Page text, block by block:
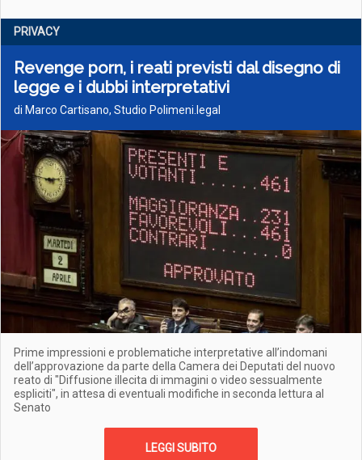
PRIVACY
Revenge porn, i reati previsti dal disegno di
legge e i dubbi interpretativi
di Marco Cartisano, Studio Polimeni.legal
Prime impressioni e problematiche interpretative all’indomani
dell’approvazione da parte della Camera dei Deputati del nuovo
reato di "Diffusione illecita di immagini o video sessualmente
espliciti", in attesa di eventuali modifiche in seconda lettura al
Senato
LEGGI SUBITO